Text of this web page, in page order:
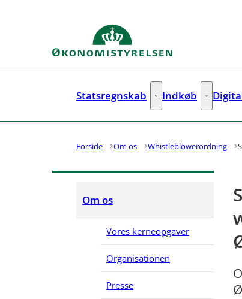
Statsregnskab Statsregnskab - Flere
Indkøb Indkøb -
Forside Om os Whistleblowerordning
Om os
Vores kerneopgaver
Organisationen
Presse